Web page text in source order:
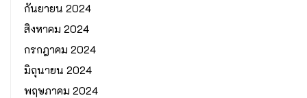
กันยายน 2024
สิงหาคม 2024
กรกฎาคม 2024
มิถุนายน 2024
พฤษภาคม 2024